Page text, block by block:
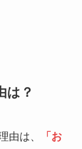
は？
由は、
「お